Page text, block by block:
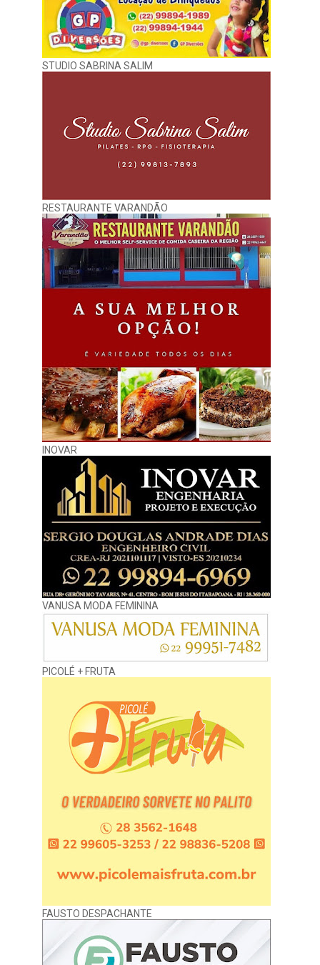
STUDIO SABRINA SALIM
RESTAURANTE VARANDÃO
INOVAR
VANUSA MODA FEMININA
PICOLÉ + FRUTA
FAUSTO DESPACHANTE